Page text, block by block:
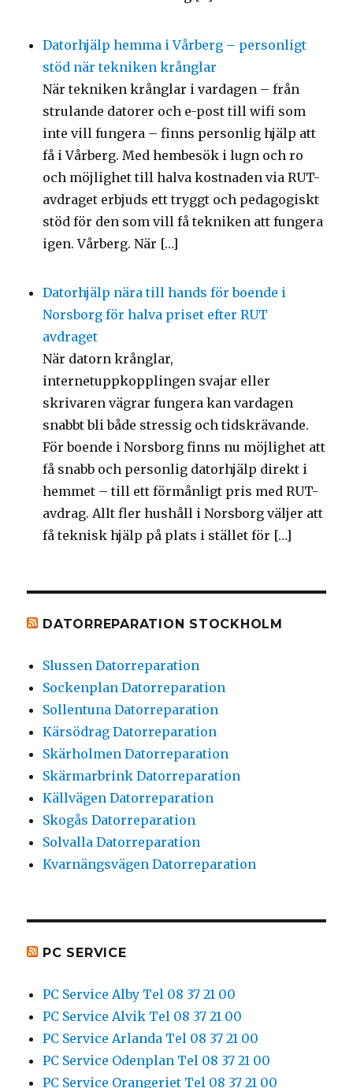
Datorhjälp hemma i Vårberg – personligt
stöd när tekniken krånglar
När tekniken krånglar i vardagen – från
strulande datorer och e-post till wifi som
inte vill fungera – finns personlig hjälp att
få i Vårberg. Med hembesök i lugn och ro
och möjlighet till halva kostnaden via RUT-
avdraget erbjuds ett tryggt och pedagogiskt
stöd för den som vill få tekniken att fungera
igen. Vårberg. När […]
Datorhjälp nära till hands för boende i
Norsborg för halva priset efter RUT
avdraget
När datorn krånglar,
internetuppkopplingen svajar eller
skrivaren vägrar fungera kan vardagen
snabbt bli både stressig och tidskrävande.
För boende i Norsborg finns nu möjlighet att
få snabb och personlig datorhjälp direkt i
hemmet – till ett förmånligt pris med RUT-
avdrag. Allt fler hushåll i Norsborg väljer att
få teknisk hjälp på plats i stället för […]
DATORREPARATION STOCKHOLM
Slussen Datorreparation
Sockenplan Datorreparation
Sollentuna Datorreparation
Kärsödrag Datorreparation
Skärholmen Datorreparation
Skärmarbrink Datorreparation
Källvägen Datorreparation
Skogås Datorreparation
Solvalla Datorreparation
Kvarnängsvägen Datorreparation
PC SERVICE
PC Service Alby Tel 08 37 21 00
PC Service Alvik Tel 08 37 21 00
PC Service Arlanda Tel 08 37 21 00
PC Service Odenplan Tel 08 37 21 00
PC Service Orangeriet Tel 08 37 21 00